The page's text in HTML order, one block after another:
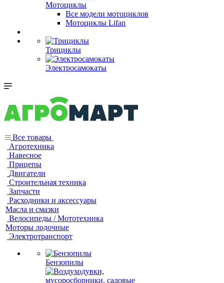
Мотоциклы
Все модели мотоциклов
Мотоциклы Lifan
Трициклы
Электросамокаты
Все товары
Агротехника
Навесное
Прицепы
Двигатели
Строительная техника
Запчасти
Расходники и аксессуары
Масла и смазки
Велосипеды / Мототехника
Моторы лодочные
Электротранспорт
Бензопилы